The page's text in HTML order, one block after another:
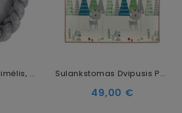
Kūdikių Žaidimų Kilimėlis, Pilkas, 300 Cm Sulankstomas Dvipusis Putų Kilimėlis Elniukai, 197 × 177 Cm
Kaina
49,00 €